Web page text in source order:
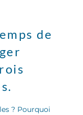
de
? Pourquoi